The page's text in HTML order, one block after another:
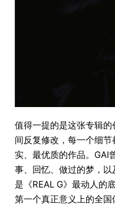
值得一提的是这张专辑
间反复修改，每一个细
实、最优质的作品。GAI
事、回忆、做过的梦，以
是《REAL G》最动人的
第一个真正意义上的全